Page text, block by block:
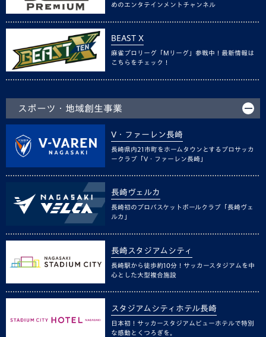
めのエンタテインメントチャンネル
BEAST X
麻雀プロリーグ「Mリーグ」参戦中！最新情報は
こちらをチェック！
スポーツ・地域創生事業
V・ファーレン長崎
長崎県内21市町をホームタウンとするプロサッカ
ークラブ「V・ファーレン長崎」
長崎ヴェルカ
長崎初のプロバスケットボールクラブ「長崎ヴェ
ルカ」
長崎スタジアムシティ
長崎駅から徒歩約10分！サッカースタジアムを中
心とした大型複合施設
スタジアムシティホテル長崎
日本初！サッカースタジアムビューホテルで特別
な感動とくつろぎを。